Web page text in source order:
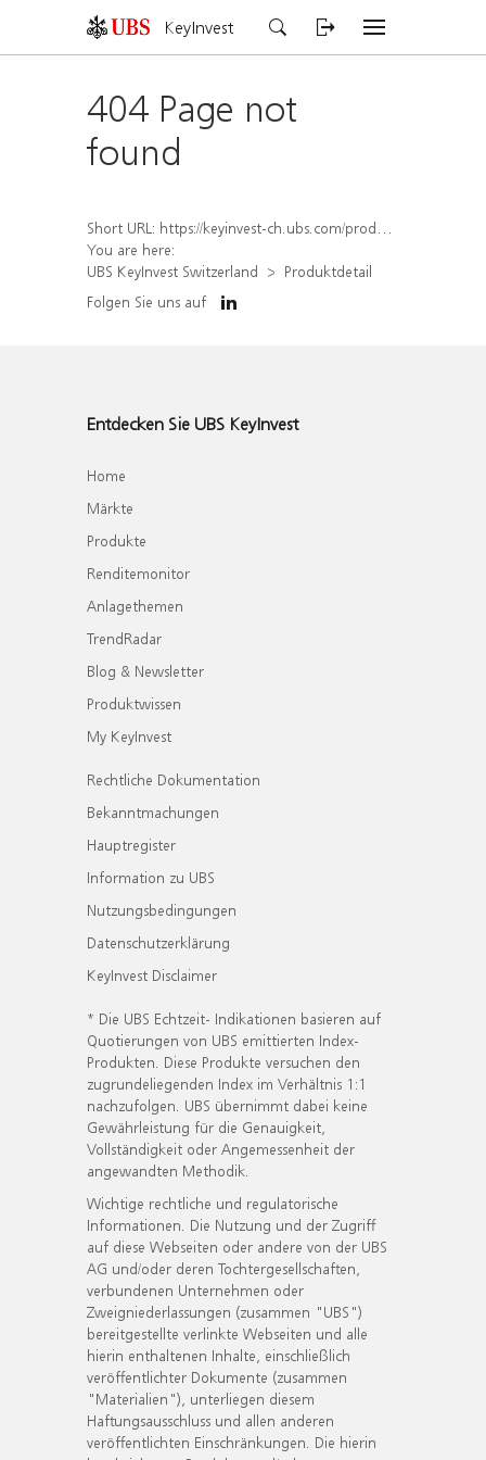
KeyInvest
404 Page not
found
Short URL: https://keyinvest-ch.ubs.com/produkt/detail/index/isin/CH1562158480
You are here:
UBS KeyInvest Switzerland
Produktdetail
Folgen Sie uns auf
Entdecken Sie UBS KeyInvest
Home
Märkte
Produkte
Renditemonitor
Anlagethemen
TrendRadar
Blog & Newsletter
Produktwissen
My KeyInvest
Rechtliche Dokumentation
Bekanntmachungen
Hauptregister
Information zu UBS
Nutzungsbedingungen
Datenschutzerklärung
KeyInvest Disclaimer
* Die UBS Echtzeit- Indikationen basieren auf
Quotierungen von UBS emittierten Index-
Produkten. Diese Produkte versuchen den
zugrundeliegenden Index im Verhältnis 1:1
nachzufolgen. UBS übernimmt dabei keine
Gewährleistung für die Genauigkeit,
Vollständigkeit oder Angemessenheit der
angewandten Methodik.
Wichtige rechtliche und regulatorische
Informationen. Die Nutzung und der Zugriff
auf diese Webseiten oder andere von der UBS
AG und/oder deren Tochtergesellschaften,
verbundenen Unternehmen oder
Zweigniederlassungen (zusammen "UBS")
bereitgestellte verlinkte Webseiten und alle
hierin enthaltenen Inhalte, einschließlich
veröffentlichter Dokumente (zusammen
"Materialien"), unterliegen diesem
Haftungsausschluss und allen anderen
veröffentlichten Einschränkungen. Die hierin